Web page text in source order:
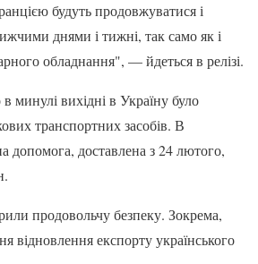
будуть продовжуватися і
днями і тижні, так само як і
обладнання", — йдеться в релізі.
минулі вихідні в Україну було
транспортних засобів. В
допомога, доставлена з 24 лютого,
продовольчу безпеку. Зокрема,
відновлення експорту українського